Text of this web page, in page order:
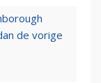
de vorige